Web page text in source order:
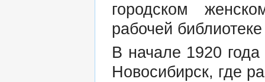
городском
рабочей
В начале 1920
Новосибирск, где